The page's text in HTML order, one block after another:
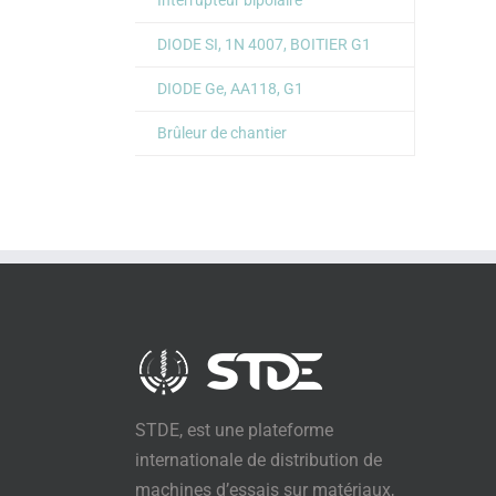
DIODE SI, 1N 4007, BOITIER G1
DIODE Ge, AA118, G1
Brûleur de chantier
STDE, est une plateforme
internationale de distribution de
machines d’essais sur matériaux,